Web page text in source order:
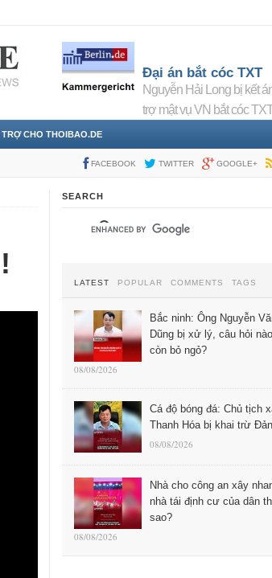
Đại án bắt cóc TXT
Nguyễn Hải Long bị kết
trợ mật vụ VN bắt cóc
CHO THOIBAO.DE
FACEBOOK TWITTER GOOGLE+
SEARCH
LATEST POPULAR COMMENTS TAGS
Bắc ninh: Ông Nguyễn
Dũng bị xử lý, câu hỏi nào
còn bỏ ngỏ?
08/08/2026
Cá độ bóng đá: Chủ tịch
Thanh Hóa bị khai trừ
08/08/2026
Nhà cho công an xây
nhà tái định cư của dân
sao?
08/08/2026